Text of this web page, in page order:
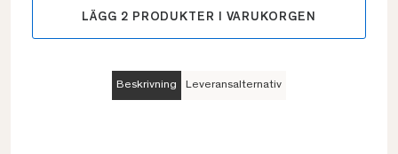
LÄGG 2 PRODUKTER I VARUKORGEN
Beskrivning Leveransalternativ